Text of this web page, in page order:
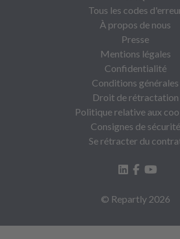
Tous les codes
À propos de nous
Presse
Mentions légales
Confidentialité
Conditions générales
Droit de rétractation
Politique relative aux
Consignes de sécurité
Se rétracter du
© Repartly 2026